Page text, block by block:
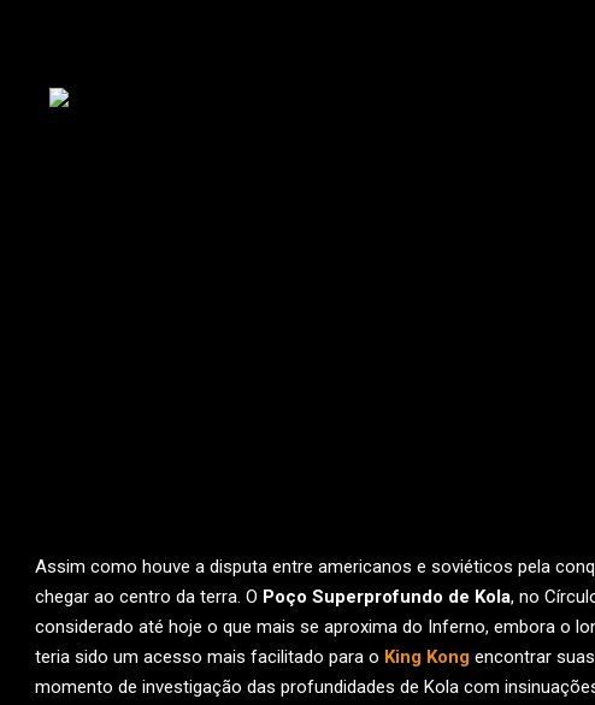
Assim como houve a disputa entre americanos e soviéticos pela
chegar ao centro da terra. O Poço Superprofundo de Kola, no
considerado até hoje o que mais se aproxima do Inferno, embora o
teria sido um acesso mais facilitado para o King Kong encontrar
momento de investigação das profundidades de Kola com